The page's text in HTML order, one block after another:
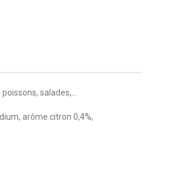
salades,…
arôme citron 0,4%,